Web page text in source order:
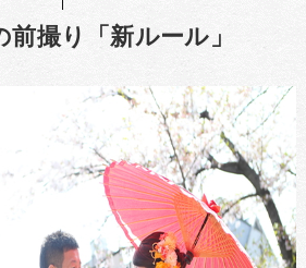
前撮り「新ルール」